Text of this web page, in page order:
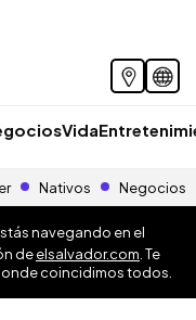
Vida
Nativos Negocios
navegando en el
deelsalvador.com . Te
coincidimos todos.